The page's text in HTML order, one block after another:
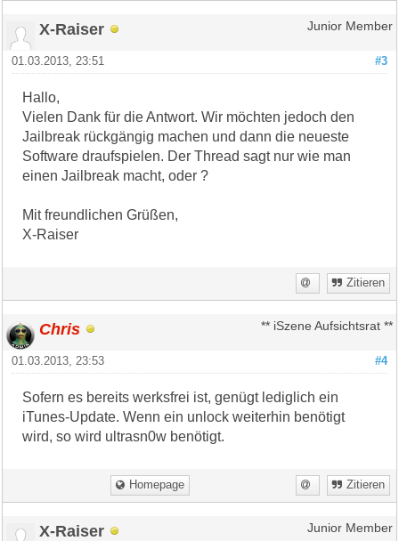
X-Raiser Junior Member
#3
01.03.2013, 23:51
Hallo,
Vielen Dank für die Antwort. Wir möchten jedoch den
Jailbreak rückgängig machen und dann die neueste
Software draufspielen. Der Thread sagt nur wie man
einen Jailbreak macht, oder ?
Mit freundlichen Grüßen,
X-Raiser
Zitieren
Chris ** iSzene Aufsichtsrat **
#4
01.03.2013, 23:53
Sofern es bereits werksfrei ist, genügt lediglich ein
iTunes-Update. Wenn ein unlock weiterhin benötigt
wird, so wird ultrasn0w benötigt.
Homepage Zitieren
X-Raiser Junior Member